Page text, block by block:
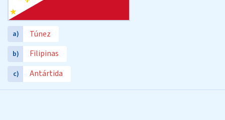
a) Túnez
b) Filipinas
c) Antártida